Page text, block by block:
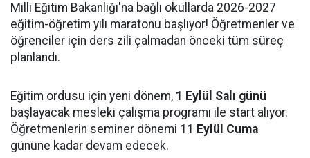
Milli Eğitim Bakanlığı'na bağlı okullarda 2026-2027
eğitim-öğretim yılı maratonu başlıyor! Öğretmenler ve
öğrenciler için ders zili çalmadan önceki tüm süreç
planlandı.
Eğitim ordusu için yeni dönem, 1 Eylül Salı günü
başlayacak mesleki çalışma programı ile start alıyor.
Öğretmenlerin seminer dönemi 11 Eylül Cuma
gününe kadar devam edecek.